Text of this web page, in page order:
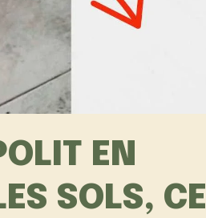
EN
SOLS,